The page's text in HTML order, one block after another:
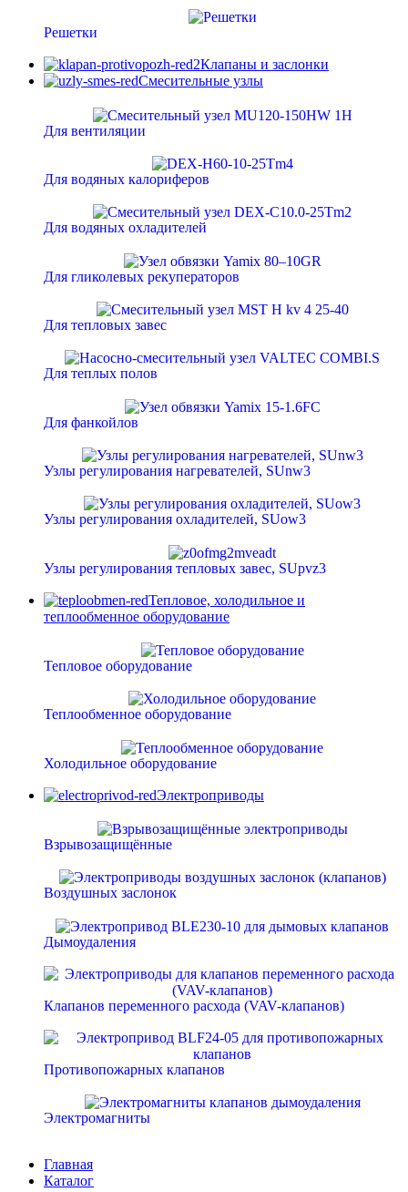
Решетки
Клапаны и заслонки
Смесительные узлы
Для вентиляции
Для водяных калориферов
Для водяных охладителей
Для гликолевых рекуператоров
Для тепловых завес
Для теплых полов
Для фанкойлов
Узлы регулирования нагревателей, SUnw3
Узлы регулирования охладителей, SUow3
Узлы регулирования тепловых завес, SUpvz3
Тепловое, холодильное и
теплообменное оборудование
Тепловое оборудование
Теплообменное оборудование
Холодильное оборудование
Электроприводы
Взрывозащищённые
Воздушных заслонок
Дымоудаления
Клапанов переменного расхода (VAV-клапанов)
Противопожарных клапанов
Электромагниты
Главная
Каталог